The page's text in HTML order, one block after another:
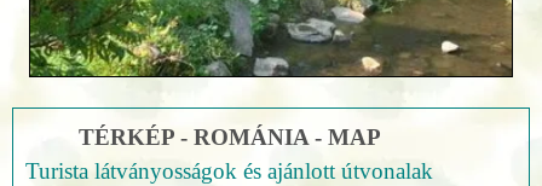
TÉRKÉP - ROMÁNIA - MAP
Turista látványosságok és ajánlott útvonalak